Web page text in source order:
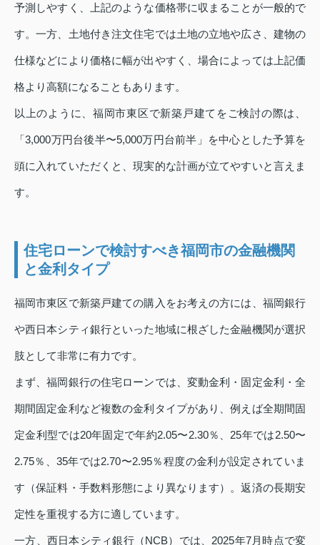
予測しやすく、上記のような価格帯に収まることが一般的で
す。一方、土地付き注文住宅では土地の立地や広さ、建物の
仕様などにより価格に幅が出やすく、場合によっては上記価
格より高額になることもあります。
以上のように、福岡市東区で新築戸建てをご検討の際は、
「3,000万円台後半〜5,000万円台前半」を中心とした予算を
頭に入れていただくと、現実的な計画が立てやすいと言えま
す。
住宅ローンで検討すべき福岡市の金融機関
と金利タイプ
福岡市東区で新築戸建ての購入をお考えの方には、福岡銀行
や西日本シティ銀行といった地域に根ざした金融機関が選択
肢として非常に有力です。
まず、福岡銀行の住宅ローンでは、変動金利・固定金利・全
期間固定金利など複数の金利タイプがあり、例えば全期間固
定金利型では20年固定で年約2.05〜2.30％、25年では2.50〜
2.75％、35年では2.70〜2.95％程度の金利が設定されていま
す（保証料・手数料形態により異なります）。返済の長期安
定性を重視する方に適しています。
一方、西日本シティ銀行（NCB）では、2025年7月時点で変